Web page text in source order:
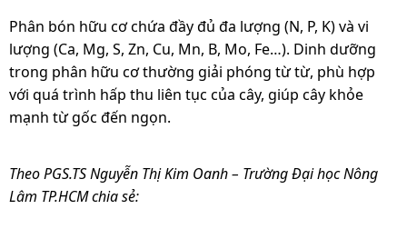
Phân bón hữu cơ chứa đầy đủ đa lượng (N, P, K) và vi
lượng (Ca, Mg, S, Zn, Cu, Mn, B, Mo, Fe…). Dinh dưỡng
trong phân hữu cơ thường giải phóng từ từ, phù hợp
với quá trình hấp thu liên tục của cây, giúp cây khỏe
mạnh từ gốc đến ngọn.
Theo PGS.TS Nguyễn Thị Kim Oanh – Trường Đại học Nông
Lâm TP.HCM chia sẻ: